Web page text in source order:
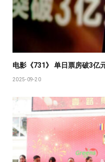
电影《731》 单日票房破3亿
2025-09-20